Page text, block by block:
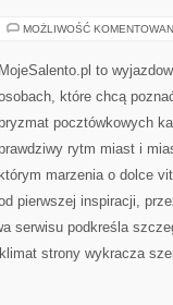
MOŻLIWOŚĆ
MojeSalento.pl to
które chcą
pocztówkowych
rytm miast i
którym marzenia o dolce
pierwszej inspiracji,
serwisu podkreśla
strony wykracza